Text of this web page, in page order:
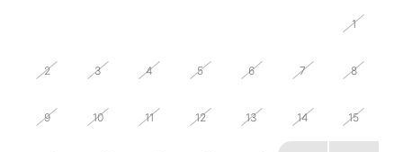
1
2 3 4 5 6 7 8
9 10 11 12 13 14 15